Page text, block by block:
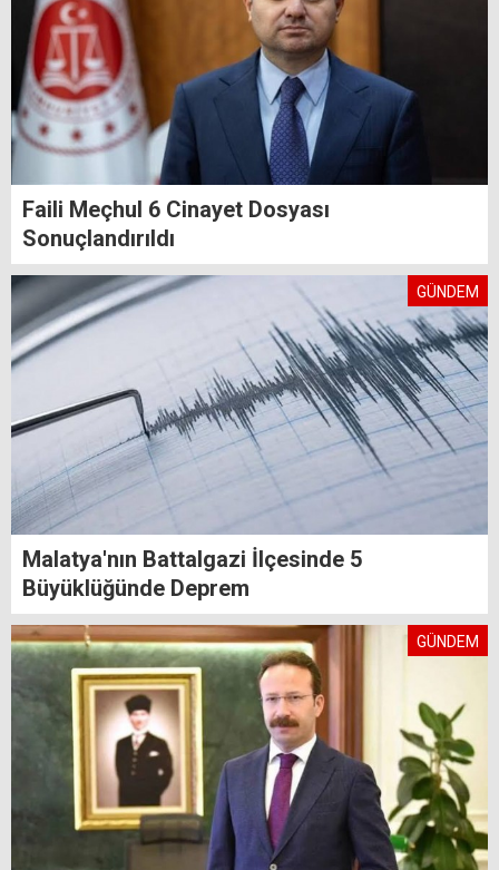
Faili Meçhul 6 Cinayet Dosyası
Sonuçlandırıldı
GÜNDEM
Malatya'nın Battalgazi İlçesinde 5
Büyüklüğünde Deprem
GÜNDEM